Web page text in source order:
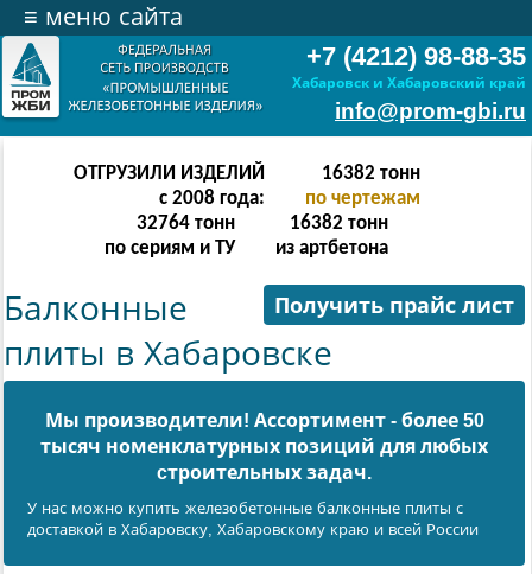
+7 (4212) 98-88-35
Хабаровск и Хабаровский край
info@prom-gbi.ru
≡ меню сайта
ОТГРУЗИЛИ ИЗДЕЛИЙ
с 2008 года:
65534 тонн
по чертежам
131068 тонн
по сериям и ТУ
65534 тонн
из артбетона
Получить прайс лист
Балконные
плиты в Хабаровске
Мы производители! Ассортимент - более 50
тысяч номенклатурных позиций для любых
cтроительных задач.
У нас можно купить железобетонные балконные плиты с
доставкой в Хабаровску, Хабаровскому краю и всей России